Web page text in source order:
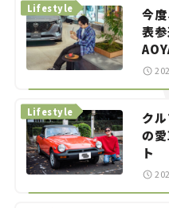
今度
表
——
Lifestyle
ク
の
ト
Lifestyle